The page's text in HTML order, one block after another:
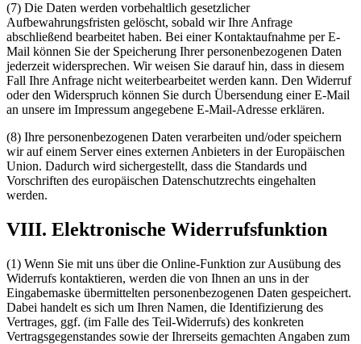
(7) Die Daten werden vorbehaltlich gesetzlicher
Aufbewahrungsfristen gelöscht, sobald wir Ihre Anfrage
abschließend bearbeitet haben. Bei einer Kontaktaufnahme per E-
Mail können Sie der Speicherung Ihrer personenbezogenen Daten
jederzeit widersprechen. Wir weisen Sie darauf hin, dass in diesem
Fall Ihre Anfrage nicht weiterbearbeitet werden kann. Den Widerruf
oder den Widerspruch können Sie durch Übersendung einer E-Mail
an unsere im Impressum angegebene E-Mail-Adresse erklären.
(8) Ihre personenbezogenen Daten verarbeiten und/oder speichern
wir auf einem Server eines externen Anbieters in der Europäischen
Union. Dadurch wird sichergestellt, dass die Standards und
Vorschriften des europäischen Datenschutzrechts eingehalten
werden.
VIII. Elektronische Widerrufsfunktion
(1) Wenn Sie mit uns über die Online-Funktion zur Ausübung des
Widerrufs kontaktieren, werden die von Ihnen an uns in der
Eingabemaske übermittelten personenbezogenen Daten gespeichert.
Dabei handelt es sich um Ihren Namen, die Identifizierung des
Vertrages, ggf. (im Falle des Teil-Widerrufs) des konkreten
Vertragsgegenstandes sowie der Ihrerseits gemachten Angaben zum